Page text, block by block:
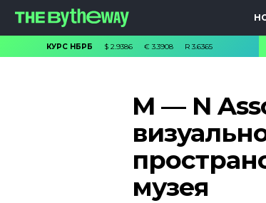
КУРС НБРБ $2.9386 € 3.3908 R3.6365
M — N
музея